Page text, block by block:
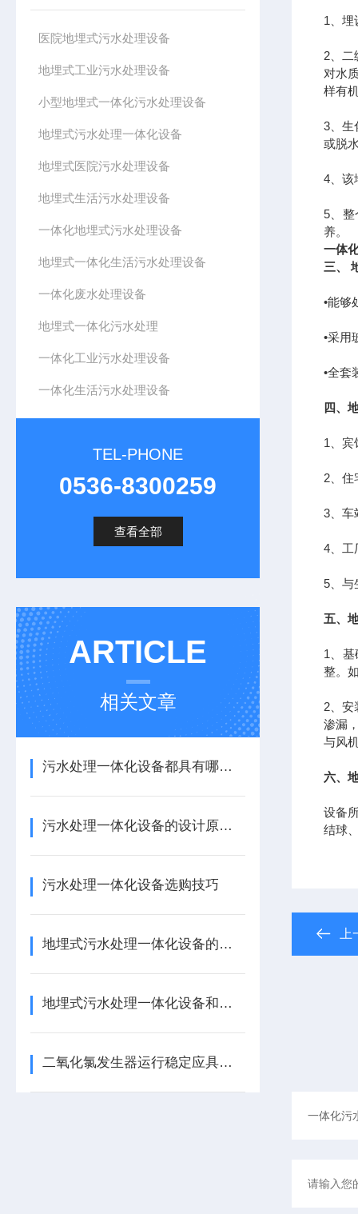
医院地埋式污水处理设备
地埋式工业污水处理设备
小型地埋式一体化污水处理设备
地埋式污水处理一体化设备
地埋式医院污水处理设备
地埋式生活污水处理设备
一体化地埋式污水处理设备
地埋式一体化生活污水处理设备
一体化废水处理设备
地埋式一体化污水处理
一体化工业污水处理设备
一体化生活污水处理设备
TEL-PHONE
0536-8300259
查看全部
ARTICLE
相关文章
污水处理一体化设备都具有哪些优点？
污水处理一体化设备的设计原则有哪些？
污水处理一体化设备选购技巧
地埋式污水处理一体化设备的备发展趋势分析
地埋式污水处理一体化设备和地下式污水处理厂哪个好呢？
二氧化氯发生器运行稳定应具备哪些条件？
1、埋
2、
对水
样有
3、生
或脱
4、该
5、整
养。
一体
三、
•能够
•采用
•全套
四、
1、宾
2、住
3、车
4、工
5、与
五、
1、
整。
2、安
渗漏
与风
六、
设备
结球